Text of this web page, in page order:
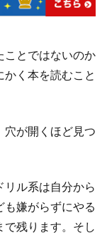
ことではないのか
かく本を読むこと
穴が開くほど見つ
リル系は自分から
も嫌がらずにやる
で残ります。そし